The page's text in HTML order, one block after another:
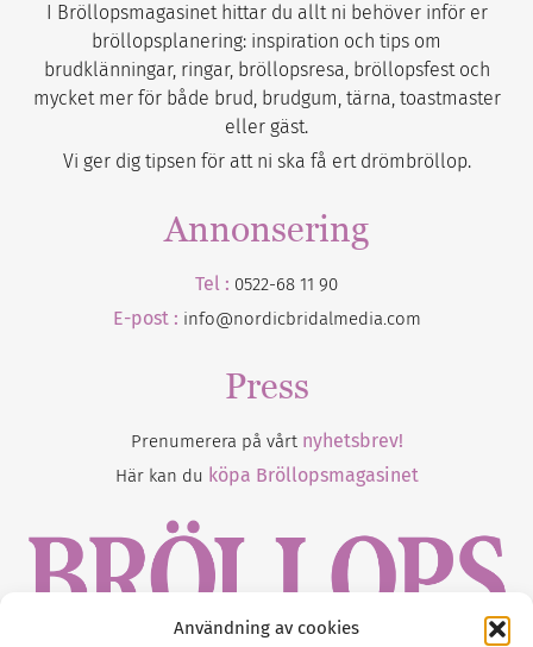
Användning av cookies
I Bröllopsmagasinet hittar du allt ni behöver inför er
bröllopsplanering: inspiration och tips om
brudklänningar, ringar, bröllopsresa, bröllopsfest och
mycket mer för både brud, brudgum, tärna, toastmaster
eller gäst.
Vi ger dig tipsen för att ni ska få ert drömbröllop.
Annonsering
Tel : 0522-68 11 90
E-post : info@nordicbridalmedia.com
Press
Prenumerera på vårt nyhetsbrev!
Här kan du köpa Bröllopsmagasinet